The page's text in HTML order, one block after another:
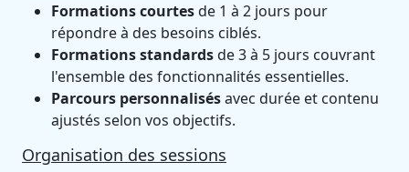
Formations courtesde 1 à 2 jours pour
répondre à des besoins ciblés.
Formations standardsde 3 à 5 jours couvrant
l'ensemble des fonctionnalités essentielles.
Parcours personnalisésavec durée et contenu
ajustés selon vos objectifs.
Organisation des sessions